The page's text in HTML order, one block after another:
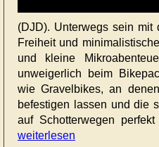
(DJD). Unterwegs sein mit
Freiheit und
und kleine
unweigerlich beim
wie Gravelbikes, an
befestigen lassen und die
auf Schotterwegen
weiterlesen